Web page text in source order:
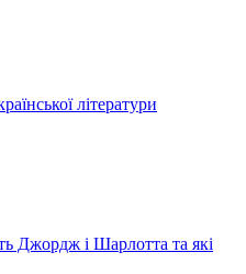
літератури
Джордж і Шарлотта та які